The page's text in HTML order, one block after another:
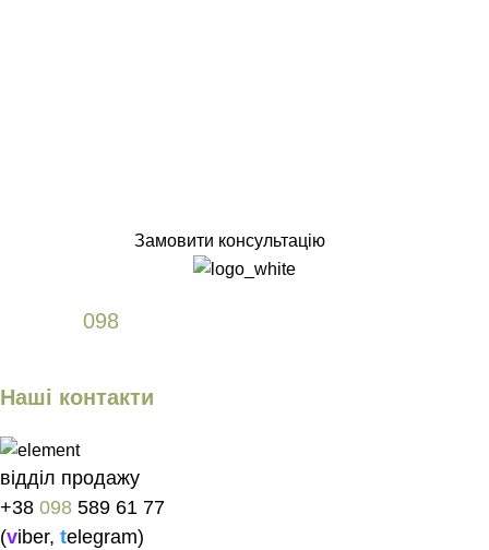
Замовити консультацію
098589 61 77
Наші контакти
відділ продажу
+38 098 589 61 77
(viber, telegram)